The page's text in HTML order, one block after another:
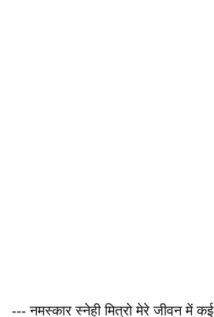
--- नमस्कार स्नेही मित्रो मेरे जीवन में